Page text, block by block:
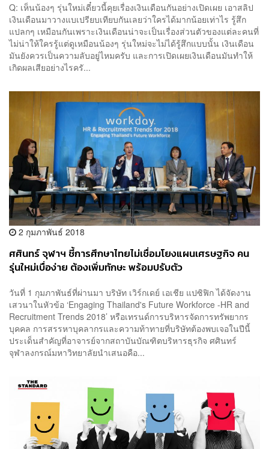
Q: เห็นน้องๆ รุ่นใหม่เดี๋ยวนี้คุยเรื่องเงินเดือนกันอย่างเปิดเผย เอาสลิป
เงินเดือนมาวางแบเปรียบเทียบกันเลยว่าใครได้มากน้อยเท่าไร รู้สึก
แปลกๆ เหมือนกันเพราะเงินเดือนน่าจะเป็นเรื่องส่วนตัวของแต่ละคนที่
ไม่น่าให้ใครรู้แต่ดูเหมือนน้องๆ รุ่นใหม่จะไม่ได้รู้สึกแบบนั้น เงินเดือน
มันยังควรเป็นความลับอยู่ไหมครับ และการเปิดเผยเงินเดือนมันทำให้
เกิดผลเสียอย่างไรครั...
2 กุมภาพันธ์ 2018
ศศินทร์ จุฬาฯ ชี้การศึกษาไทยไม่เชื่อมโยงแผนเศรษฐกิจ คน
รุ่นใหม่เบื่อง่าย ต้องเพิ่มทักษะ พร้อมปรับตัว
วันที่ 1 กุมภาพันธ์ที่ผ่านมา บริษัท เวิร์กเดย์ เอเชีย แปซิฟิก ได้จัดงาน
เสวนาในหัวข้อ ‘Engaging Thailand's Future Workforce -HR and
Recruitment Trends 2018’ หรือเทรนด์การบริหารจัดการทรัพยากร
บุคคล การสรรหาบุคลากรและความท้าทายที่บริษัทต้องพบเจอในปีนี้
ประเด็นสำคัญที่อาจารย์จากสถาบันบัณฑิตบริหารธุรกิจ ศศินทร์
จุฬาลงกรณ์มหาวิทยาลัยนำเสนอคือ...